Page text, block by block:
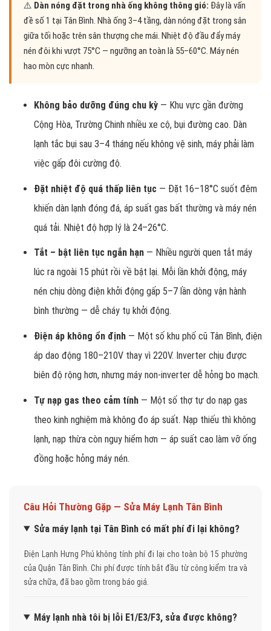
⚠️ Dàn nóng đặt trong nhà ống không thông gió: Đây là vấn
đề số 1 tại Tân Bình. Nhà ống 3–4 tầng, dàn nóng đặt trong sân
giữa tối hoặc trên sân thượng che mái. Nhiệt độ đầu đẩy máy
nén đôi khi vượt 75°C — ngưỡng an toàn là 55–60°C. Máy nén
hao mòn cực nhanh.
Không bảo dưỡng đúng chu kỳ— Khu vực gần đường
Cộng Hòa, Trường Chinh nhiều xe cộ, bụi đường cao. Dàn
lạnh tắc bụi sau 3–4 tháng nếu không vệ sinh, máy phải làm
việc gấp đôi cường độ.
Đặt nhiệt độ quá thấp liên tục— Đặt 16–18°C suốt đêm
khiến dàn lạnh đóng đá, áp suất gas bất thường và máy nén
quá tải. Nhiệt độ hợp lý là 24–26°C.
Tắt – bật liên tục ngắn hạn— Nhiều người quen tắt máy
lúc ra ngoài 15 phút rồi về bật lại. Mỗi lần khởi động, máy
nén chịu dòng điện khởi động gấp 5–7 lần dòng vận hành
bình thường — dễ cháy tụ khởi động.
Điện áp không ổn định— Một số khu phố cũ Tân Bình, điện
áp dao động 180–210V thay vì 220V. Inverter chịu được
biên độ rộng hơn, nhưng máy non-inverter dễ hỏng bo mạch.
Tự nạp gas theo cảm tính— Một số thợ tự do nạp gas
theo kinh nghiệm mà không đo áp suất. Nạp thiếu thì không
lạnh, nạp thừa còn nguy hiểm hơn — áp suất cao làm vỡ ống
đồng hoặc hỏng máy nén.
Câu Hỏi Thường Gặp — Sửa Máy Lạnh Tân Bình
Sửa máy lạnh tại Tân Bình có mất phí đi lại không?
Điện Lạnh Hưng Phú không tính phí đi lại cho toàn bộ 15 phường
của Quận Tân Bình. Chi phí được tính bắt đầu từ công kiểm tra và
sửa chữa, đã bao gồm trong báo giá.
Máy lạnh nhà tôi bị lỗi E1/E3/F3, sửa được không?